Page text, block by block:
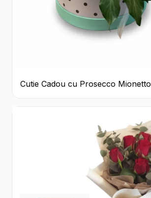
Cutie Cadou cu Prosecco Mionetto
Ferrero Rocher și Flori Pastelate